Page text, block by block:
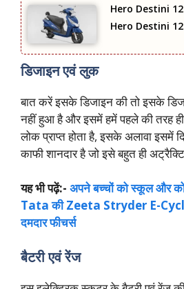
Hero Destini
Hero Destini
डिजाइन एवं लुक
बात करें इसके डिजाइन की तो इसके
नहीं हुआ है और इसमें हमें पहले की तरह
लोक प्राप्त होता है, इसके अलावा इसमें
काफी शानदार है जो इसे बहुत ही
यह भी पढ़ें:- अपने बच्चों को स्कूल और
Tata की Zeeta Stryder E-Cycle
दमदार फीचर्स
बैटरी एवं रेंज